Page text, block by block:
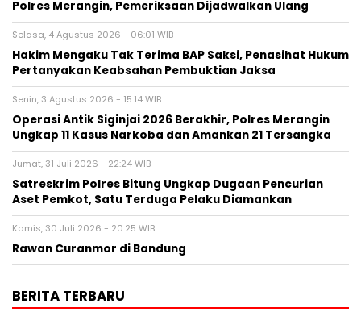
Polres Merangin, Pemeriksaan Dijadwalkan Ulang
Selasa, 4 Agustus 2026 - 06:01 WIB
Hakim Mengaku Tak Terima BAP Saksi, Penasihat Hukum
Pertanyakan Keabsahan Pembuktian Jaksa
Senin, 3 Agustus 2026 - 15:14 WIB
Operasi Antik Siginjai 2026 Berakhir, Polres Merangin
Ungkap 11 Kasus Narkoba dan Amankan 21 Tersangka
Jumat, 31 Juli 2026 - 22:24 WIB
Satreskrim Polres Bitung Ungkap Dugaan Pencurian
Aset Pemkot, Satu Terduga Pelaku Diamankan
Kamis, 30 Juli 2026 - 20:25 WIB
Rawan Curanmor di Bandung
BERITA TERBARU